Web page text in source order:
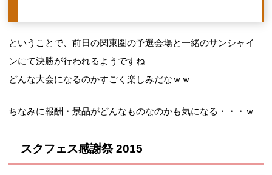
ということで、前日の関東圏の予選会場と一緒のサンシャイ
ンにて決勝が行われるようですね
どんな大会になるのかすごく楽しみだなｗｗ
ちなみに報酬・景品がどんなものなのかも気になる・・・ｗ
スクフェス感謝祭 2015